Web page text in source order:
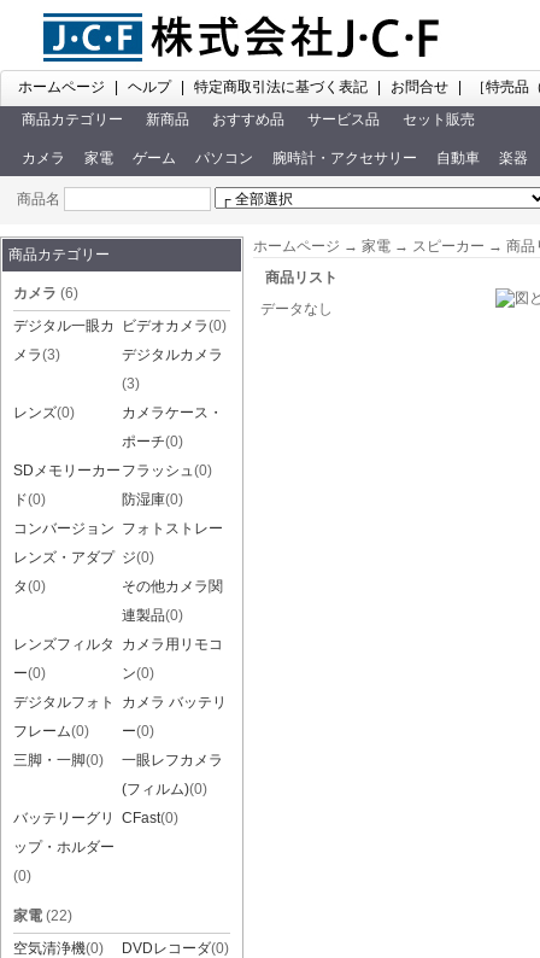
ホームページ ヘルプ 特定商取引法に基づく表記 お問合せ
［特売品
商品カテゴリー
新商品 おすすめ品 サービス品 セット販売
カメラ 家電 ゲーム パソコン 腕時計・アクセサリー 自動車 楽器
商品名
商品カテゴリー
カメラ (6)
デジタル一眼カ
メラ(3)
ビデオカメラ(0)
デジタルカメラ
(3)
レンズ(0)
カメラケース・
ポーチ(0)
SDメモリーカー
ド(0)
フラッシュ(0)
防湿庫(0)
コンバージョン
レンズ・アダプ
タ(0)
フォトストレー
ジ(0)
その他カメラ関
連製品(0)
レンズフィルタ
ー(0)
カメラ用リモコ
ン(0)
デジタルフォト
フレーム(0)
カメラ バッテリ
ー(0)
三脚・一脚(0)
一眼レフカメラ
(フィルム)(0)
バッテリーグリ
ップ・ホルダー
(0)
CFast(0)
家電 (22)
空気清浄機(0) DVDレコーダ(0)
ホームページ → 家電 → スピーカー → 商品
商品リスト
データなし